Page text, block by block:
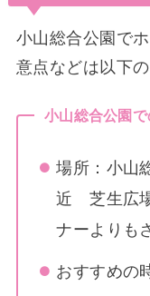
小山総合公園で
意点などは以下の
小山総合公園
場所：小山
近 芝生広
ナーよりも
おすすめの